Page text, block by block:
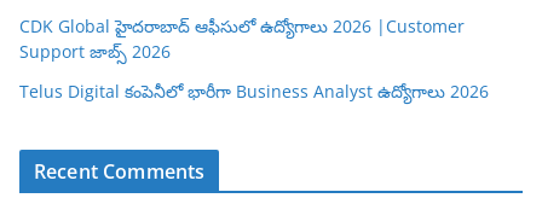
CDK Global హైదరాబాద్ ఆఫీసులో ఉద్యోగాలు 2026 |Customer
Support జాబ్స్ 2026
Telus Digital కంపెనీలో భారీగా Business Analyst ఉద్యోగాలు 2026
Recent Comments